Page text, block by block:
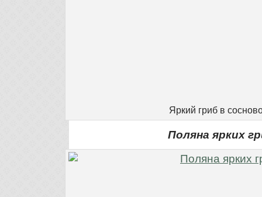
Яркий гриб в
Поляна ярких